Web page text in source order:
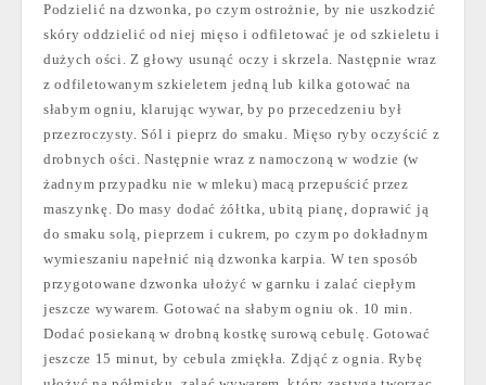
Podzielić na dzwonka, po czym ostrożnie, by nie uszkodzić
skóry oddzielić od niej mięso i odfiletować je od szkieletu i
dużych ości. Z głowy usunąć oczy i skrzela. Następnie wraz
z odfiletowanym szkieletem jedną lub kilka gotować na
słabym ogniu, klarując wywar, by po przecedzeniu był
przezroczysty. Sól i pieprz do smaku. Mięso ryby oczyścić z
drobnych ości. Następnie wraz z namoczoną w wodzie (w
żadnym przypadku nie w mleku) macą przepuścić przez
maszynkę. Do masy dodać żółtka, ubitą pianę, doprawić ją
do smaku solą, pieprzem i cukrem, po czym po dokładnym
wymieszaniu napełnić nią dzwonka karpia. W ten sposób
przygotowane dzwonka ułożyć w garnku i zalać ciepłym
jeszcze wywarem. Gotować na słabym ogniu ok. 10 min.
Dodać posiekaną w drobną kostkę surową cebulę. Gotować
jeszcze 15 minut, by cebula zmiękła. Zdjąć z ognia. Rybę